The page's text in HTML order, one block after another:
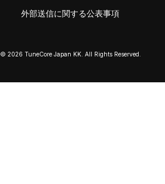
外部送信に関する公表事項
© 2026 TuneCore Japan KK. All Rights Reserved.